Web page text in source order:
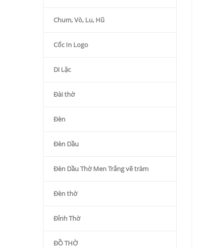
Chum, Vò, Lu, Hũ
Cốc In Logo
Di Lặc
Đài thờ
Đèn
Đèn Dầu
Đèn Dầu Thờ Men Trắng vẽ tràm
Đèn thờ
Đỉnh Thờ
ĐỒ THỜ